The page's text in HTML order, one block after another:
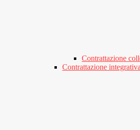
Contrattazione
Contrattazione integrativa